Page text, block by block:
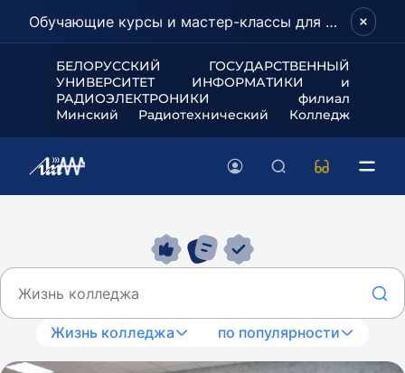
Обучающие курсы и мастер-классы для школьников и абитуриентов!
БЕЛОРУССКИЙ ГОСУДАРСТВЕННЫЙ
УНИВЕРСИТЕТ ИНФОРМАТИКИ и
РАДИОЭЛЕКТРОНИКИ филиал
Минский Радиотехнический Колледж
Жизнь колледжа по популярности